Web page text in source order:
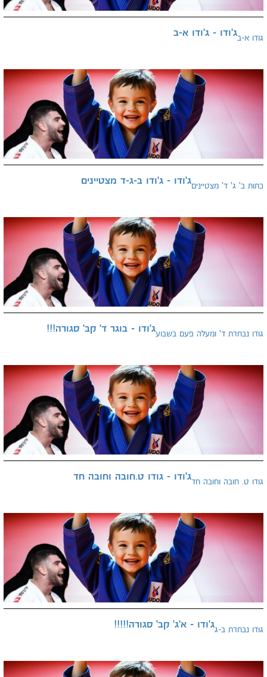
ג'ודו - ג'ודו א-בגודו א-ב
ג'ודו - ג'ודו ב-ג-ד מצטייניםכתות ב' ג' ד' מצטיינים
ג'ודו - בוגר ד' קב' סגורה!!!גודו נבחרת ד' ומעלה פעם בשבוע
ג'ודו - גודו ט.חובה וחובה חדגודו ט. חובה וחובה חד
ג'ודו - א'ג' קב' סגורה!!!!!גודו נבחרת ב-ג